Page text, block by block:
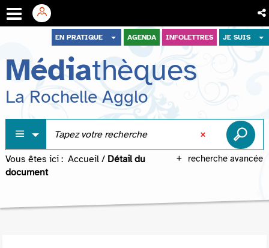
menu
contenu
recherche
EN PRATIQUE AGENDA INFOLETTRES JE SUIS
Médiathèques
La Rochelle Agglo
recherche avancée
Vous êtes ici : Accueil / Détail du
document